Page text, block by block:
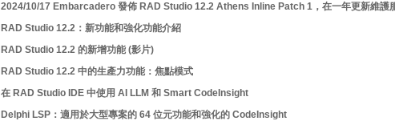
2024/10/17 Embarcadero 發佈 RAD Studio 12.2 Athens Inline Patch 1，在一年更新維護
RAD Studio 12.2：新功能和強化功能介紹
RAD Studio 12.2 的新增功能 (影片)
RAD Studio 12.2 中的生產力功能：焦點模式
在 RAD Studio IDE 中使用 AI LLM 和 Smart CodeInsight
Delphi LSP：適用於大型專案的 64 位元功能和強化的 CodeInsight